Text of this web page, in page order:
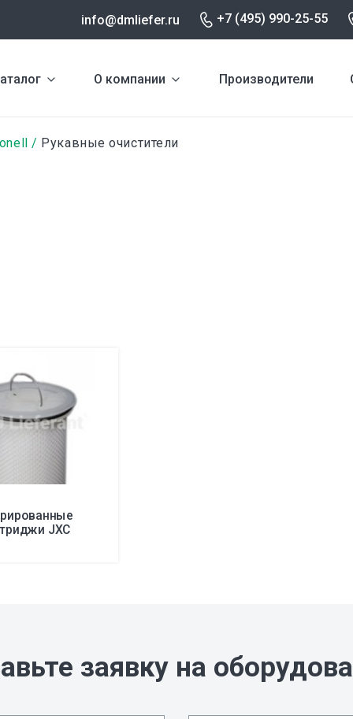
info@dmliefer.ru +7 (495) 990-25-55
О компании Производители
Рукавные очистители
JXC
заявку на